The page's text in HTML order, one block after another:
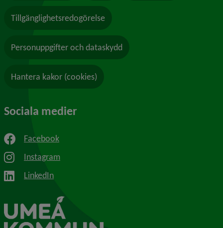
Tillgänglighetsredogörelse
Personuppgifter och dataskydd
Hantera kakor (cookies)
Sociala medier
Facebook
Instagram
LinkedIn